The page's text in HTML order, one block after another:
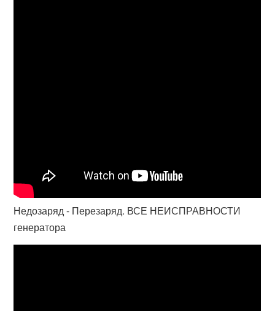
Недозаряд - Перезаряд. ВСЕ НЕИСПРАВНОСТИ
генератора